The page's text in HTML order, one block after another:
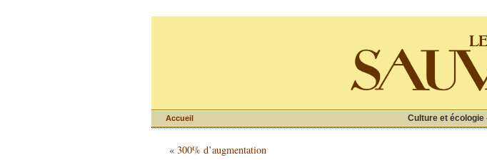
Culture et écologie
Accueil
« 300% d’augmentation